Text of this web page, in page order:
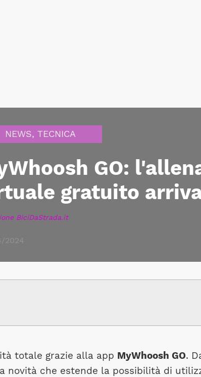
NEWS, TECNICA
GO:
gratuito
BiciDaStrada.it
2024
totale grazie alla app MyWhoosh GO.
novità che estende la possibilità di